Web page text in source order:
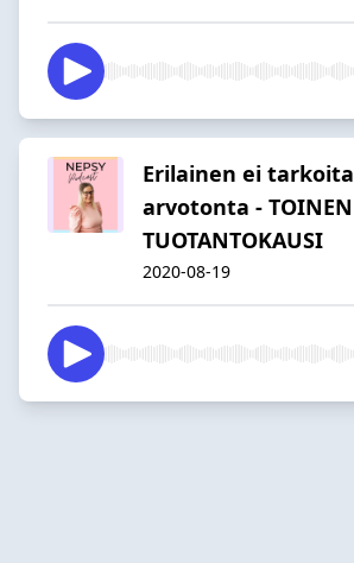
Erilainen ei tarkoita
arvotonta - TOINEN
TUOTANTOKAUSI
2020-08-19